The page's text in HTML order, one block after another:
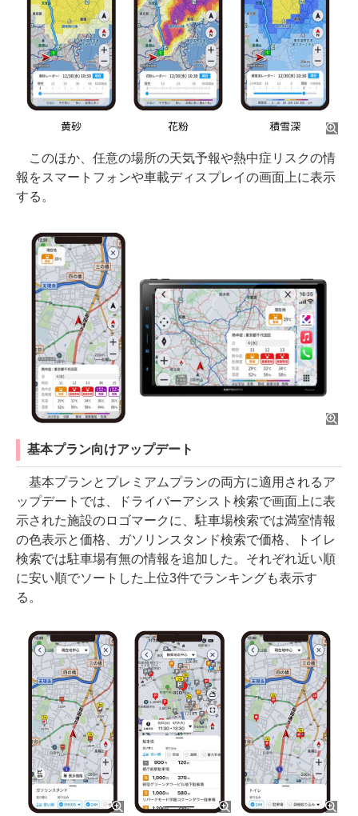
このほか、任意の場所の天気予報や熱中症リスクの情
報をスマートフォンや車載ディスプレイの画面上に表示
する。
基本プラン向けアップデート
基本プランとプレミアムプランの両方に適用されるア
ップデートでは、ドライバーアシスト検索で画面上に表
示された施設のロゴマークに、駐車場検索では満室情報
の色表示と価格、ガソリンスタンド検索で価格、トイレ
検索では駐車場有無の情報を追加した。それぞれ近い順
に安い順でソートした上位3件でランキングも表示す
る。